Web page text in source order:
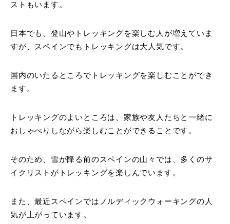
ストもいます。
日本でも、登山やトレッキングを楽しむ人が増えていま
すが、スペインでもトレッキングは大人気です。
国内のいたるところでトレッキングを楽しむことができ
ます。
トレッキングのよいところは、家族や友人たちと一緒に
おしゃべりしながら楽しむことができることです。
そのため、雪が降る前のスペインの山々では、多くのサ
イクリストがトレッキングを楽しんでいます。
また、最近スペインではノルディックウォーキングの人
気が上がっています。